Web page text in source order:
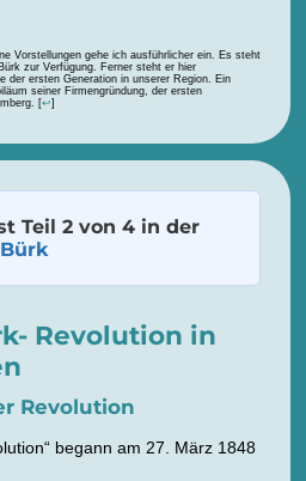
Vorstellungen gehe ich ausführlicher ein. Es steht
zur Verfügung. Ferner steht er hier
der ersten Generation in unserer Region. Ein
seiner Firmengründung, der ersten
[↩]
Teil 2 von 4 in der
Revolution in
Revolution
begann am 27. März 1848